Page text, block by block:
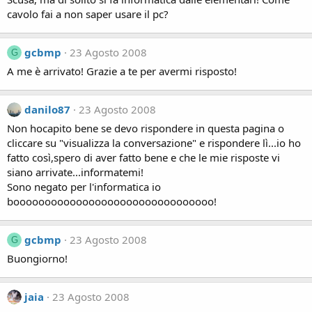
cavolo fai a non saper usare il pc?
G gcbmp
23 Agosto 2008
A me è arrivato! Grazie a te per avermi risposto!
danilo87
23 Agosto 2008
Non hocapito bene se devo rispondere in questa pagina o
cliccare su "visualizza la conversazione" e rispondere lì...io ho
fatto così,spero di aver fatto bene e che le mie risposte vi
siano arrivate...informatemi!
Sono negato per l'informatica io
boooooooooooooooooooooooooooooooo!
G gcbmp
23 Agosto 2008
Buongiorno!
jaia
23 Agosto 2008